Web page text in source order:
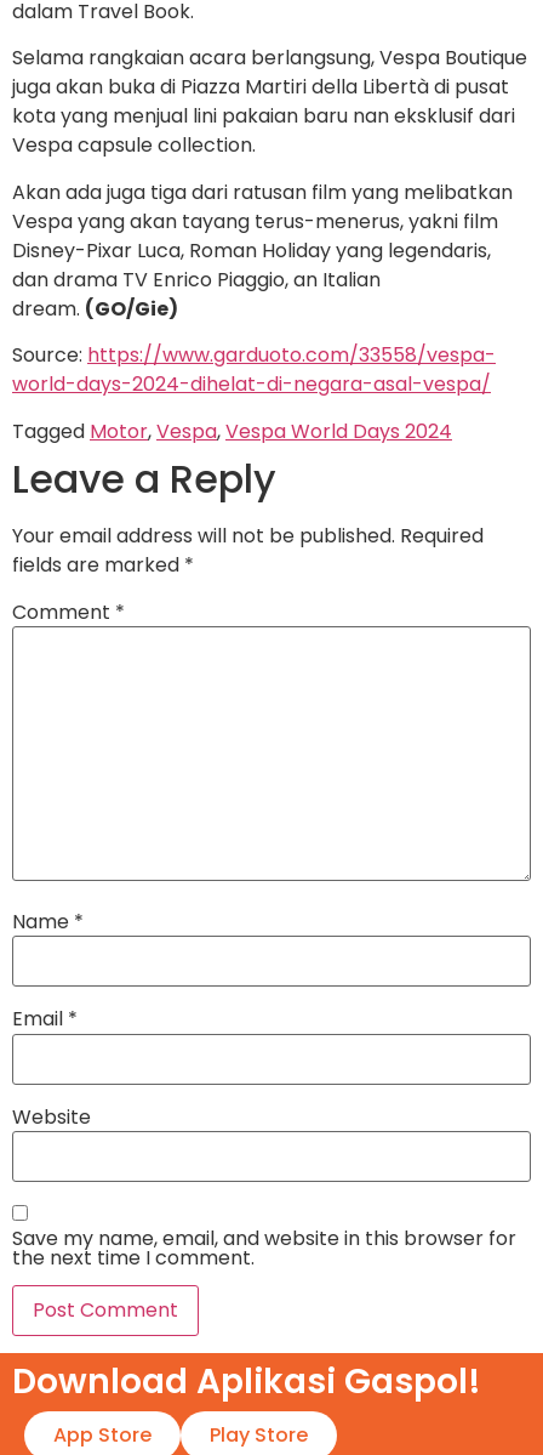
dalam Travel Book.
Selama rangkaian acara berlangsung, Vespa Boutique
juga akan buka di Piazza Martiri della Libertà di pusat
kota yang menjual lini pakaian baru nan eksklusif dari
Vespa capsule collection.
Akan ada juga tiga dari ratusan film yang melibatkan
Vespa yang akan tayang terus-menerus, yakni film
Disney-Pixar Luca, Roman Holiday yang legendaris,
dan drama TV Enrico Piaggio, an Italian
dream. (GO/Gie)
Source: https://www.garduoto.com/33558/vespa-
world-days-2024-dihelat-di-negara-asal-vespa/
Tagged Motor,Vespa,Vespa World Days 2024
Leave a Reply
Your email address will not be published. Required
fields are marked *
Comment *
Name *
Email *
Website
Save my name, email, and website in this browser for
the next time I comment.
Download Aplikasi Gaspol!​
App Store Play Store